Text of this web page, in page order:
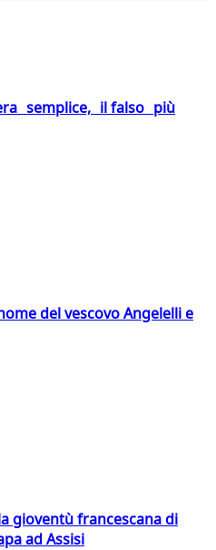
semplice, il falso più
del vescovo Angelelli e
gioventù francescana di
ad Assisi